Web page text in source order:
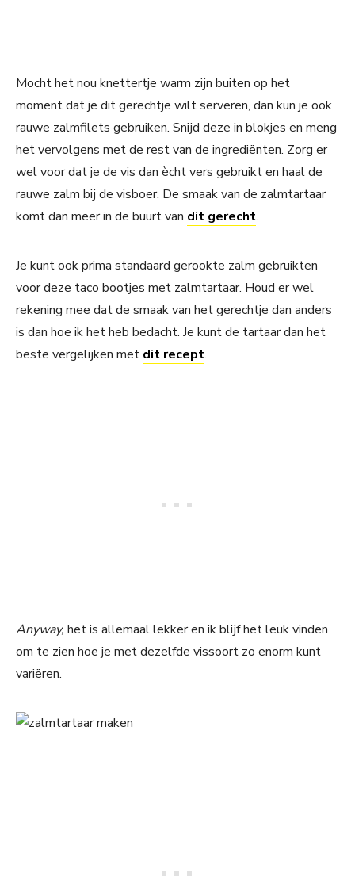
Mocht het nou knettertje warm zijn buiten op het
moment dat je dit gerechtje wilt serveren, dan kun je ook
rauwe zalmfilets gebruiken. Snijd deze in blokjes en meng
het vervolgens met de rest van de ingrediënten. Zorg er
wel voor dat je de vis dan ècht vers gebruikt en haal de
rauwe zalm bij de visboer. De smaak van de zalmtartaar
komt dan meer in de buurt van dit gerecht.
Je kunt ook prima standaard gerookte zalm gebruikten
voor deze taco bootjes met zalmtartaar. Houd er wel
rekening mee dat de smaak van het gerechtje dan anders
is dan hoe ik het heb bedacht. Je kunt de tartaar dan het
beste vergelijken met dit recept.
Anyway, het is allemaal lekker en ik blijf het leuk vinden
om te zien hoe je met dezelfde vissoort zo enorm kunt
variëren.